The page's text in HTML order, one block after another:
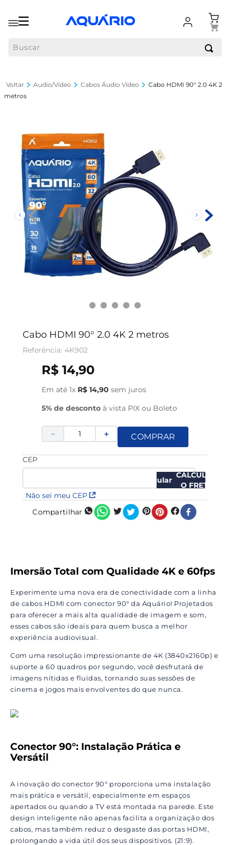
Audio/Vídeo Cabos Áudio Vídeo
Cabo HDMI 90° 2.0 4K 2
metros
Cabo HDMI 90° 2.0 4K 2 metros
4K902
R$ 14,90
Em até 1x R$ 14,90 sem juros
5% de desconto à vista PIX ou Boleto
＋
－ COMPRAR
CEP
Não sei meu CEP
CALCULAR
O FRETE
Compartilhar
Imersão Total com Qualidade 4K e 60fps
Experimente uma nova era de conectividade com a linha
de cabos HDMI com conector 90° da Aquário! Projetados
para oferecer a mais alta qualidade de imagem e som,
esses cabos são ideais para quem busca a melhor
experiência audiovisual.
Com uma resolução impressionante de 4K (3840x2160p) e
suporte a 60 quadros por segundo, você desfrutará de
imagens nítidas e fluidas, tornando suas sessões de
cinema e jogos mais envolventes do que nunca.
Conector 90°: Instalação Prática e
Versátil
A inovação do conector 90° proporciona uma instalação
mais prática e versátil, especialmente em espaços
apertados ou quando a TV está montada na parede. Este
design inteligente não apenas facilita a organização dos
cabos, mas também reduz o desgaste das portas HDMI,
prolongando a vida útil dos seus dispositivos. (21:9).